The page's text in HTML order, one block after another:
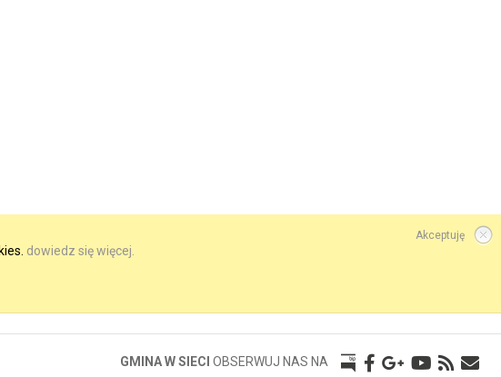
GMINA W SIECI OBSERWUJ NAS NA
Akceptuję
dowiedz się więcej.